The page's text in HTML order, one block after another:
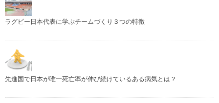
ラグビー日本代表に学ぶチームづくり３つの特徴
先進国で日本が唯一死亡率が伸び続けているある病気とは？